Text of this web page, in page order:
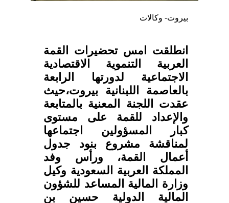
بيروت- وكالات
انطلقت امس تحضيرات القمة
العربية التنموية الاقتصادية
الاجتماعية لدورتها الرابعة
بالعاصمة اللبنانية بيروت،حيث
عقدت اللجنة المعنية بالمتابعة
والإعداد للقمة على مستوى
كبار المسؤولين اجتماعها
لمناقشة مشروع بنود جدول
أعمال القمة، ورأس وفد
المملكة العربية السعودية وكيل
وزارة المالية المساعد للشؤون
المالية الدولية حسين بن